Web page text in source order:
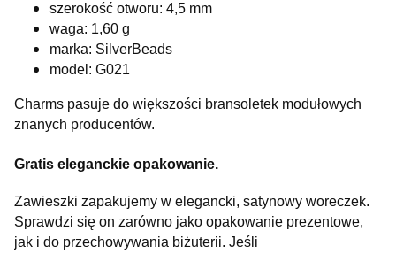
szerokość otworu: 4,5 mm
waga: 1,60 g
marka: SilverBeads
model: G021
Charms pasuje do większości bransoletek modułowych
znanych producentów.
Gratis eleganckie opakowanie.
Zawieszki zapakujemy w elegancki, satynowy woreczek.
Sprawdzi się on zarówno jako opakowanie prezentowe,
jak i do przechowywania biżuterii. Jeśli